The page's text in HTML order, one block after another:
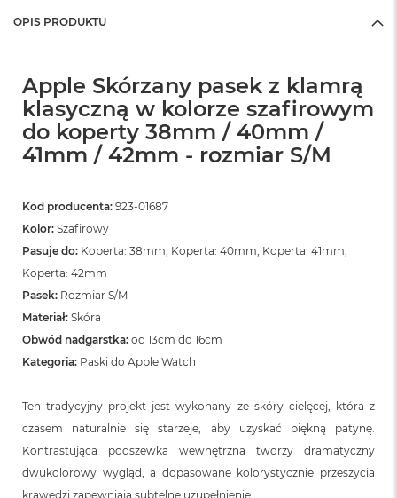
OPIS PRODUKTU
Apple Skórzany pasek z klamrą
klasyczną w kolorze szafirowym
do koperty 38mm / 40mm /
41mm / 42mm - rozmiar S/M
Kod producenta: 923-01687
Kolor: Szafirowy
Pasuje do: Koperta: 38mm, Koperta: 40mm, Koperta: 41mm,
Koperta: 42mm
Pasek: Rozmiar S/M
Materiał: Skóra
Obwód nadgarstka: od 13cm do 16cm
Kategoria: Paski do Apple Watch
Ten tradycyjny projekt jest wykonany ze skóry cielęcej, która z
czasem naturalnie się starzeje, aby uzyskać piękną patynę.
Kontrastująca podszewka wewnętrzna tworzy dramatyczny
dwukolorowy wygląd, a dopasowane kolorystycznie przeszycia
krawędzi zapewniają subtelne uzupełnienie.